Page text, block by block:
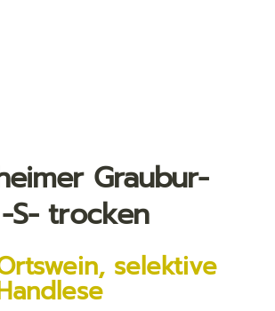
Grau­bur­
S- trocken
selektive